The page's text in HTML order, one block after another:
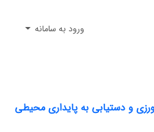
ورود به سامانه
و دستیابی به پایداری محیطی